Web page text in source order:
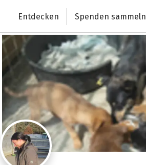
Deutschlands größte Spendenplattform
Entdecken Spenden sammeln